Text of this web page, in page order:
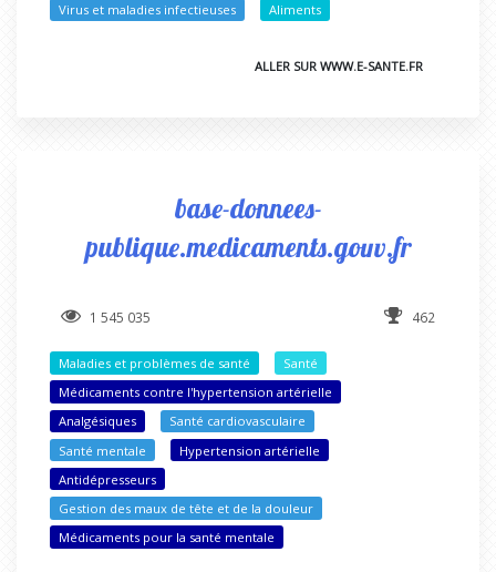
Virus et maladies infectieuses
Aliments
ALLER SUR WWW.E-SANTE.FR
base-donnees-
publique.medicaments.gouv.fr
1 545 035 462
Maladies et problèmes de santé
Santé
Médicaments contre l'hypertension artérielle
Analgésiques
Santé cardiovasculaire
Santé mentale
Hypertension artérielle
Antidépresseurs
Gestion des maux de tête et de la douleur
Médicaments pour la santé mentale